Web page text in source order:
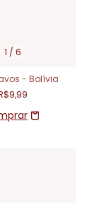
1 / 6
- Bolívia